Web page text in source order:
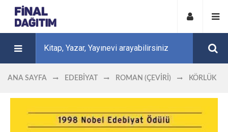
ANA SAYFA EDEBIYAT ROMAN (ÇEVIRI) KÖRLÜK